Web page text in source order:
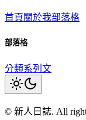
首頁 關於我部落格
部落格
分類系列文
© 新人日誌. All